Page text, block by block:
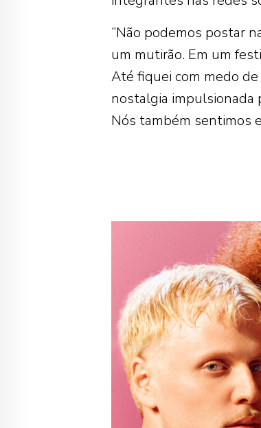
“Não podemos postar
um mutirão. Em um
Até fiquei com medo de
nostalgia impulsionada
Nós também sentimos